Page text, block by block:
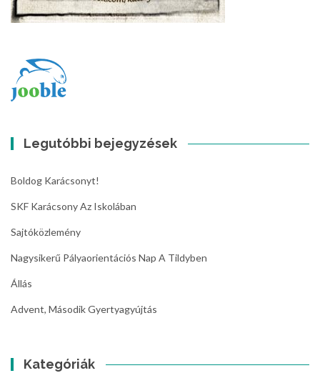
Legutóbbi bejegyzések
Boldog Karácsonyt!
SKF Karácsony Az Iskolában
Sajtóközlemény
Nagysikerű Pályaorientációs Nap A Tildyben
Állás
Advent, Második Gyertyagyújtás
Kategóriák